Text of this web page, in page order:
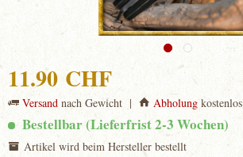
11.90 CHF
Versand nach Gewicht | Abholungkostenlos
Bestellbar (Lieferfrist 2-3 Wochen)
Artikel wird beim Hersteller bestellt